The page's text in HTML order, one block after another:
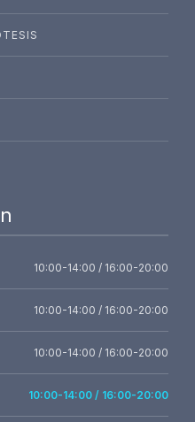
10:00-14:00 / 16:00-20:00
10:00-14:00 / 16:00-20:00
10:00-14:00 / 16:00-20:00
10:00-14:00 / 16:00-20:00